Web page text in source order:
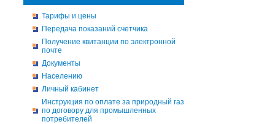
Тарифы и цены
Передача показаний счетчика
Получение квитанции по электронной
почте
Документы
Населению
Личный кабинет
Инструкция по оплате за природный газ
по договору для промышленных
потребителей